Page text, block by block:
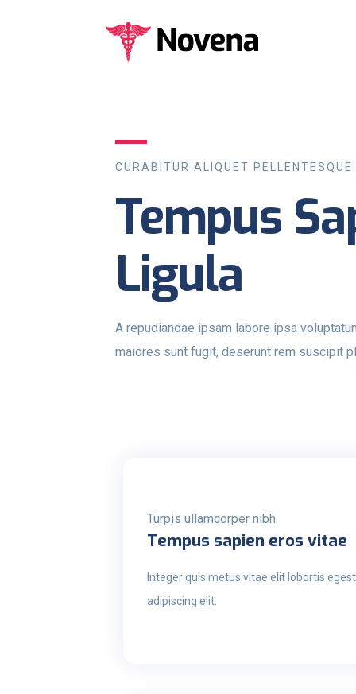
CURABITUR ALIQUET
Tempus
Ligula
A repudiandae ipsam labore ipsa
maiores sunt fugit, deserunt rem suscipit
Turpis ullamcorper nibh
Tempus sapien eros vitae
Integer quis metus vitae elit lobortis
adipiscing elit.